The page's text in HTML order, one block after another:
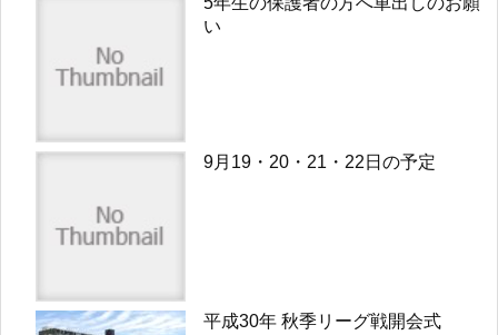
い
9月19・20・21・22日の予定
平成30年 秋季リーグ戦開会式